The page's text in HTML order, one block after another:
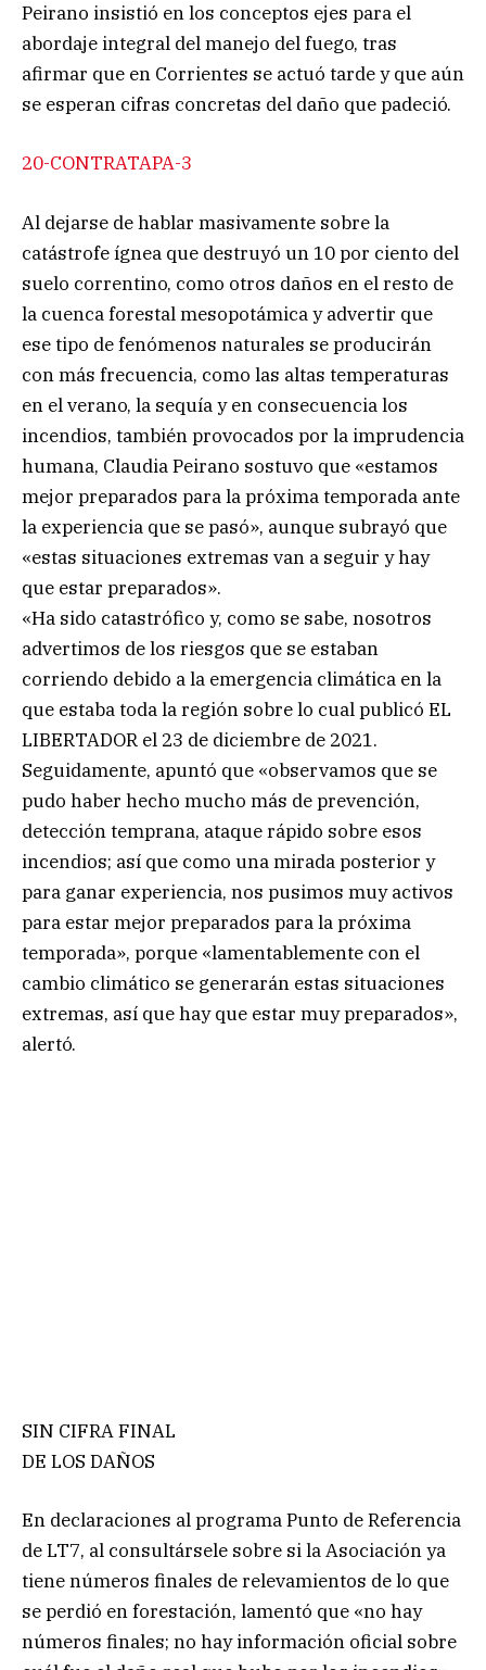
Peirano insistió en los conceptos ejes para el
abordaje integral del manejo del fuego, tras
afirmar que en Corrientes se actuó tarde y que aún
se esperan cifras concretas del daño que padeció.
20-CONTRATAPA-3
Al dejarse de hablar masivamente sobre la
catástrofe ígnea que destruyó un 10 por ciento del
suelo correntino, como otros daños en el resto de
la cuenca forestal mesopotámica y advertir que
ese tipo de fenómenos naturales se producirán
con más frecuencia, como las altas temperaturas
en el verano, la sequía y en consecuencia los
incendios, también provocados por la imprudencia
humana, Claudia Peirano sostuvo que «estamos
mejor preparados para la próxima temporada ante
la experiencia que se pasó», aunque subrayó que
«estas situaciones extremas van a seguir y hay
que estar preparados».
«Ha sido catastrófico y, como se sabe, nosotros
advertimos de los riesgos que se estaban
corriendo debido a la emergencia climática en la
que estaba toda la región sobre lo cual publicó EL
LIBERTADOR el 23 de diciembre de 2021.
Seguidamente, apuntó que «observamos que se
pudo haber hecho mucho más de prevención,
detección temprana, ataque rápido sobre esos
incendios; así que como una mirada posterior y
para ganar experiencia, nos pusimos muy activos
para estar mejor preparados para la próxima
temporada», porque «lamentablemente con el
cambio climático se generarán estas situaciones
extremas, así que hay que estar muy preparados»,
alertó.
SIN CIFRA FINAL
DE LOS DAÑOS
En declaraciones al programa Punto de Referencia
de LT7, al consultársele sobre si la Asociación ya
tiene números finales de relevamientos de lo que
se perdió en forestación, lamentó que «no hay
números finales; no hay información oficial sobre